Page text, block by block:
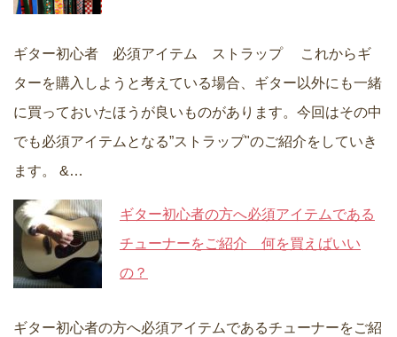
ギター初心者 必須アイテム ストラップ これからギ
ターを購入しようと考えている場合、ギター以外にも一緒
に買っておいたほうが良いものがあります。今回はその中
でも必須アイテムとなる”ストラップ"のご紹介をしていき
ます。 &…
ギター初心者の方へ必須アイテムである
チューナーをご紹介 何を買えばいい
の？
ギター初心者の方へ必須アイテムであるチューナーをご紹